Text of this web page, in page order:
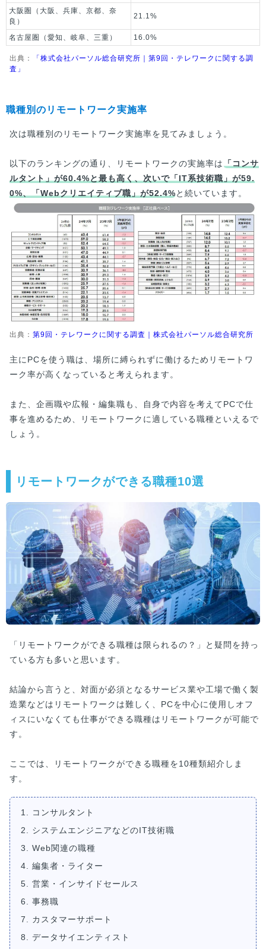
大阪圏（大阪、兵庫、京都、奈
良）
21.1%
名古屋圏（愛知、岐阜、三重） 16.0%
出典：
「株式会社パーソル総合研究所｜第9回・テレワークに関する調
査」
職種別のリモートワーク実施率
次は職種別のリモートワーク実施率を見てみましょう。
以下のランキングの通り、リモートワークの実施率は
「コンサ
ルタント」が60.4%と最も高く、次いで「IT系技術職」が59.
0%、「Webクリエイティブ職」が52.4%と続いています。
出典： 第9回・テレワークに関する調査｜株式会社パーソル総合研究所
主にPCを使う職は、場所に縛られずに働けるためリモートワ
ーク率が高くなっていると考えられます。
また、企画職や広報・編集職も、自身で内容を考えてPCで仕
事を進めるため、リモートワークに適している職種といえるで
しょう。
リモートワークができる職種10選
「リモートワークができる職種は限られるの？」と疑問を持っ
ている方も多いと思います。
結論から言うと、対面が必須となるサービス業や工場で働く製
造業などはリモートワークは難しく、PCを中心に使用しオフ
ィスにいなくても仕事ができる職種はリモートワークが可能で
す。
ここでは、リモートワークができる職種を10種類紹介しま
す。
1. コンサルタント
2. システムエンジニアなどのIT技術職
3. Web関連の職種
4. 編集者・ライター
5. 営業・インサイドセールス
6. 事務職
7. カスタマーサポート
8. データサイエンティスト